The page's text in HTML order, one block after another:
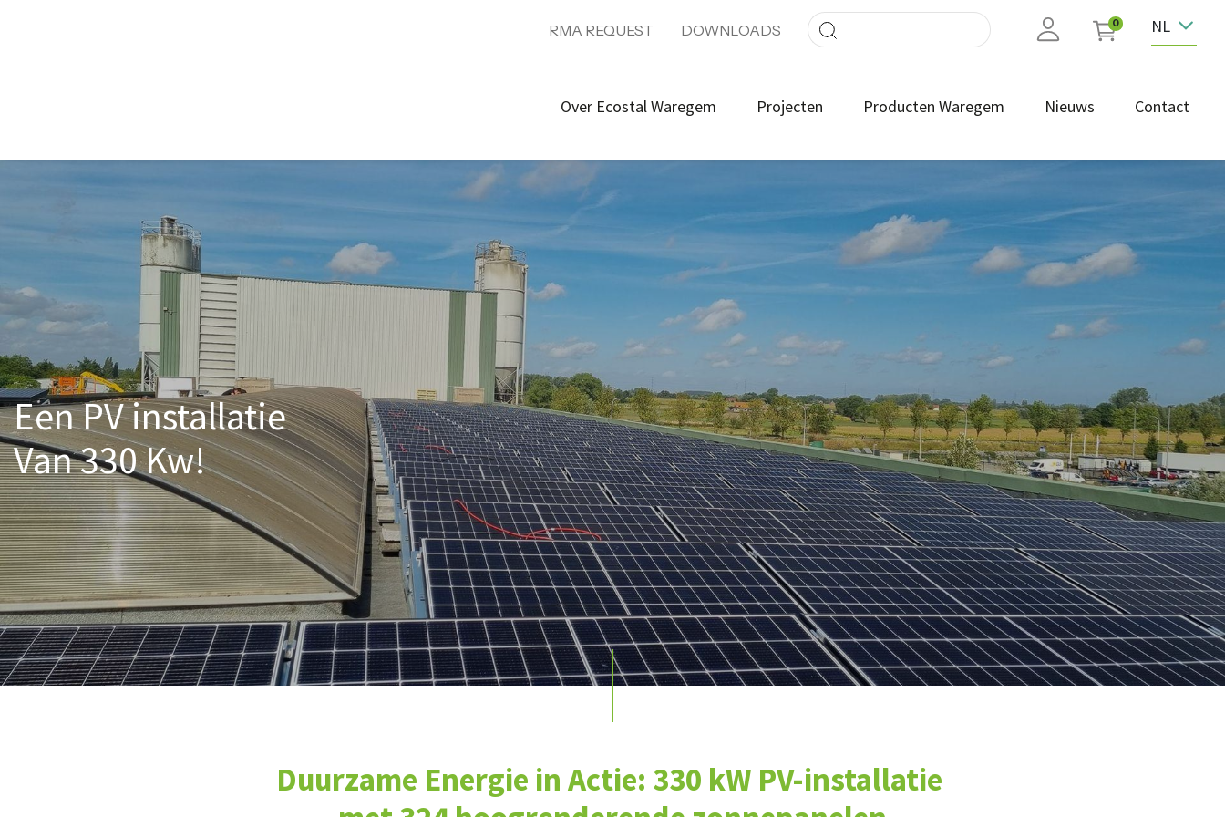
RMA REQUEST DOWNLOADS 0 NL
Over Ecostal Waregem Projecten Producten Waregem Nieuws Contact
Een PV installatie
Van 330 Kw!
Duurzame Energie in Actie: 330 kW PV-installatie